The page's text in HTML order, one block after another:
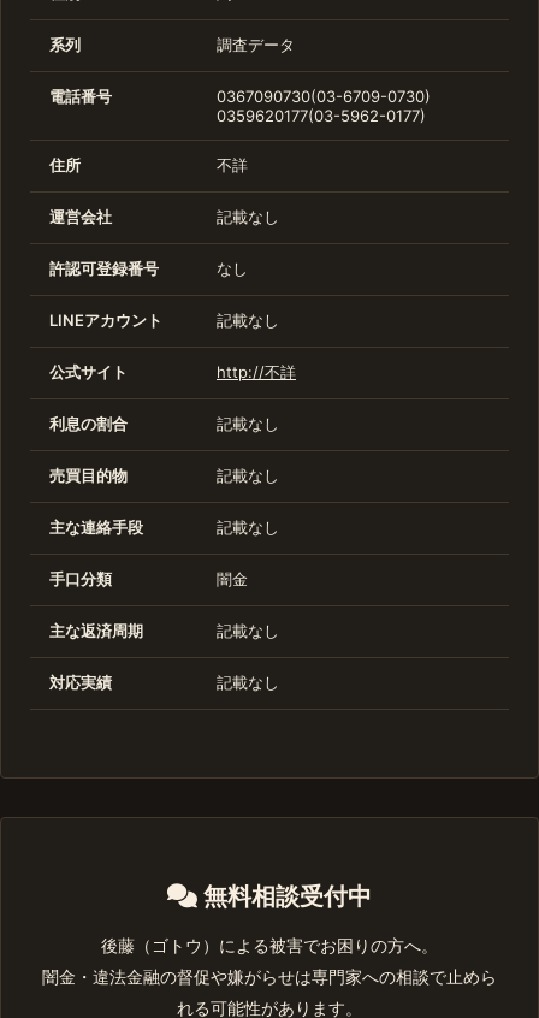
系列 調査データ
電話番号
0367090730(03-6709-0730)
0359620177(03-5962-0177)
住所 不詳
運営会社 記載なし
許認可登録番号 なし
LINEアカウント 記載なし
公式サイト http://不詳
利息の割合 記載なし
売買目的物 記載なし
主な連絡手段 記載なし
手口分類 闇金
主な返済周期 記載なし
対応実績 記載なし
無料相談受付中
後藤（ゴトウ）による被害でお困りの方へ。
闇金・違法金融の督促や嫌がらせは専門家への相談で止めら
れる可能性があります。